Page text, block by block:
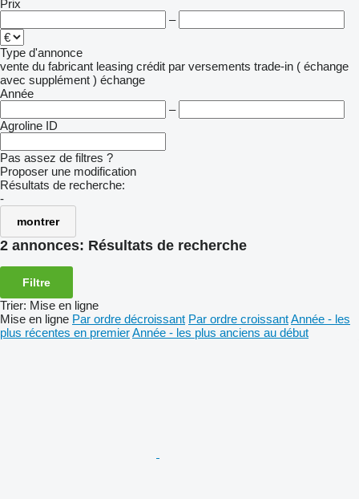
Prix
–
Type d'annonce
vente du fabricant leasing crédit par versements trade-in ( échange
avec supplément ) échange
Année
–
Agroline ID
Pas assez de filtres ?
Proposer une modification
Résultats de recherche:
-
montrer
2 annonces: Résultats de recherche
Filtre
Trier: Mise en ligne
Mise en ligne Par ordre décroissant Par ordre croissantAnnée - les
plus récentes en premierAnnée - les plus anciens au début